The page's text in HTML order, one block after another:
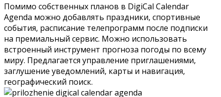
Помимо собственных планов в DigiCal Calendar
Agenda можно добавлять праздники, спортивные
события, расписание телепрограмм после подписки
на премиальный сервис. Можно использовать
встроенный инструмент прогноза погоды по всему
миру. Предлагается управление приглашениями,
заглушение уведомлений, карты и навигация,
географический поиск.